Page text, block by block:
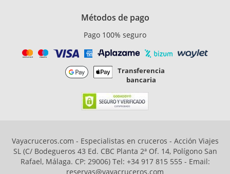
Métodos de pago
Pago 100% seguro
Transferencia
bancaria
Vayacruceros.com - Especialistas en cruceros - Acción Viajes
SL (C/ Bodegueros 43 Ed. CBC Planta 2ª Of. 14, Polígono San
Rafael, Málaga. CP: 29006) Tel: +34 917 815 555 - Email:
reservas@vayacruceros.com